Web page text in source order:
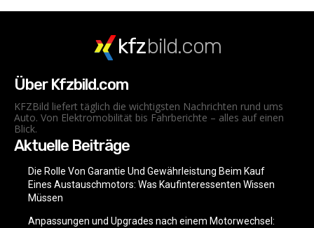
kfzbild.com
Über Kfzbild.com
KFZBild liefert täglich die wichtigsten Nachrichten rund ums
Auto. Von Elektromobilität bis Fahrberichte – alles auf einen
Blick.
Aktuelle Beiträge
Die Rolle Von Garantie Und Gewährleistung Beim Kauf
Eines Austauschmotors: Was Kaufinteressenten Wissen
Müssen
Anpassungen und Upgrades nach einem Motorwechsel: